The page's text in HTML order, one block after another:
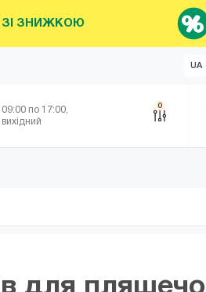
ЗІ ЗНИЖКОЮ
UA
по 17:00,
0